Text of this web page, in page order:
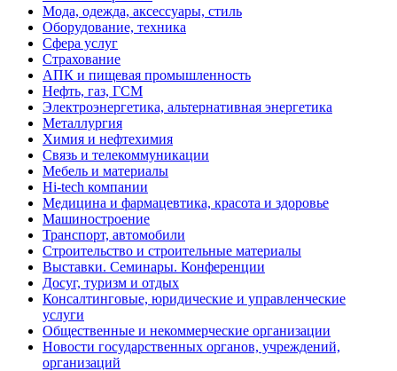
Мода, одежда, аксессуары, стиль
Оборудование, техника
Сфера услуг
Страхование
АПК и пищевая промышленность
Нефть, газ, ГСМ
Электроэнергетика, альтернативная энергетика
Металлургия
Химия и нефтехимия
Связь и телекоммуникации
Мебель и материалы
Hi-tech компании
Медицина и фармацевтика, красота и здоровье
Машиностроение
Транспорт, автомобили
Строительство и строительные материалы
Выставки. Семинары. Конференции
Досуг, туризм и отдых
Консалтинговые, юридические и управленческие
услуги
Общественные и некоммерческие организации
Новости государственных органов, учреждений,
организаций